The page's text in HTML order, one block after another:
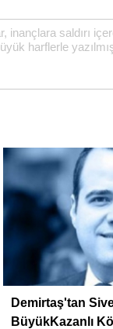
Demirtaş'tan
BüyükKazanlı